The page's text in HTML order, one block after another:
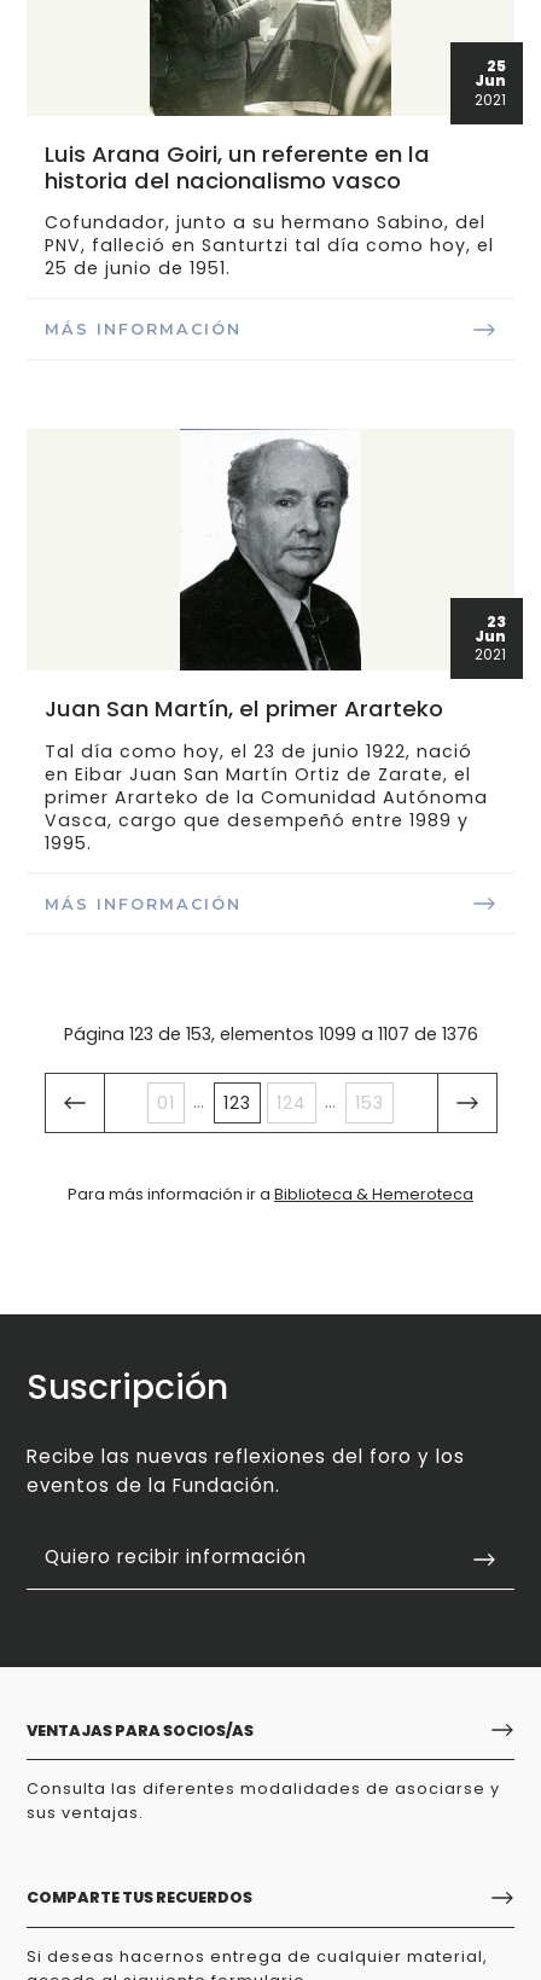
25
Jun
2021
Luis Arana Goiri, un referente en la
historia del nacionalismo vasco
Cofundador, junto a su hermano Sabino, del
PNV, falleció en Santurtzi tal día como hoy, el
25 de junio de 1951.
MÁS INFORMACIÓN
23
Jun
2021
Juan San Martín, el primer Ararteko
Tal día como hoy, el 23 de junio 1922, nació
en Eibar Juan San Martín Ortiz de Zarate, el
primer Ararteko de la Comunidad Autónoma
Vasca, cargo que desempeñó entre 1989 y
1995.
MÁS INFORMACIÓN
Página 123 de 153, elementos 1099 a 1107 de 1376
01 ... 123 124 ... 153
Para más información ir a Biblioteca & Hemeroteca
Suscripción
Recibe las nuevas reflexiones del foro y los
eventos de la Fundación.
Quiero recibir información
VENTAJAS PARA SOCIOS/AS
Consulta las diferentes modalidades de asociarse y
sus ventajas.
COMPARTE TUS RECUERDOS
Si deseas hacernos entrega de cualquier material,